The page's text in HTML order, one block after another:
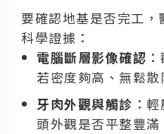
要確認地基是否完工
科學證據：
電腦斷層影像確認
若密度夠高、無鬆散
牙肉外觀與觸診 ：
頭外觀是否平整豐滿